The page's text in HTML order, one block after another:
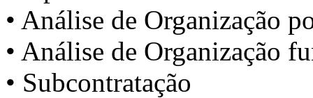
• Análise de Organização
• Análise de Organização
• Subcontratação